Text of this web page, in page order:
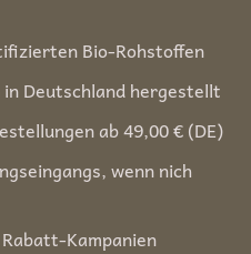
Bio-Rohstoffen
Deutschland hergestellt
ab 49,00 € (DE)
wenn nich
Kampanien